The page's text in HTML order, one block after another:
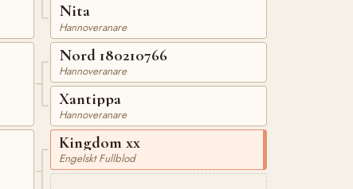
Nita
Hannoveranare
Nord 180210766
Hannoveranare
Xantippa
Hannoveranare
Kingdom xx
Engelskt Fullblod